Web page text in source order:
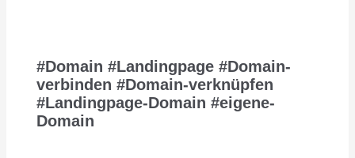
#Domain #Landingpage #Domain-
verbinden #Domain-verknüpfen
#Landingpage-Domain #eigene-
Domain